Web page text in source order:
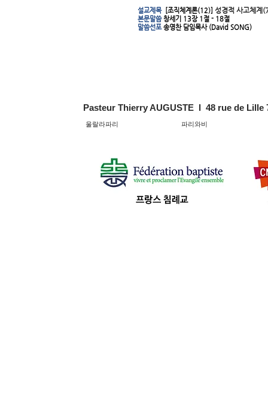
설교제목 [조직체계론(12)] 성경적 사고체계
본문말씀창세기 13장 1절 - 18절
말씀선포송영찬 담임목사 (David SONG)
Pasteur Thierry AUGUSTE l 48 rue de Lille
울랄라파리 파리와비